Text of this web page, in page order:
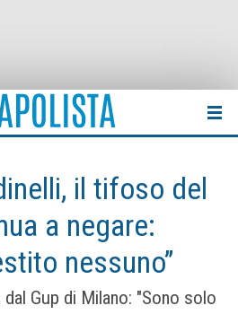
il tifoso del
a negare:
nessuno”
Gup di Milano: "Sono solo